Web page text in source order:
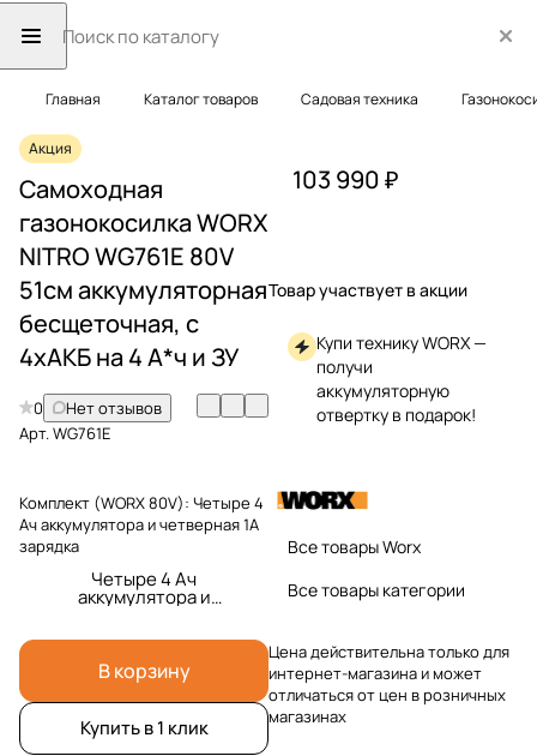
Главная Каталог товаров Садовая техника
Акция
Самоходная
газонокосилка WORX
NITRO WG761E 80V
51см аккумуляторная
бесщеточная, с
4хАКБ на 4 А*ч и ЗУ
0
Нет отзывов
Арт.WG761E
Комплект (WORX 80V): Четыре 4
Ач аккумулятора и четверная 1А
зарядка
Четыре 4 Ач
аккумулятора и
четверная 1А
В корзину
Купить в 1 клик
103 990 ₽
Товар участвует в акции
Купи технику WORX —
получи
аккумуляторную
отвертку в подарок!
Все товары Worx
Все товары категории
Цена действительна только для
интернет-магазина и может
отличаться от цен в розничных
магазинах